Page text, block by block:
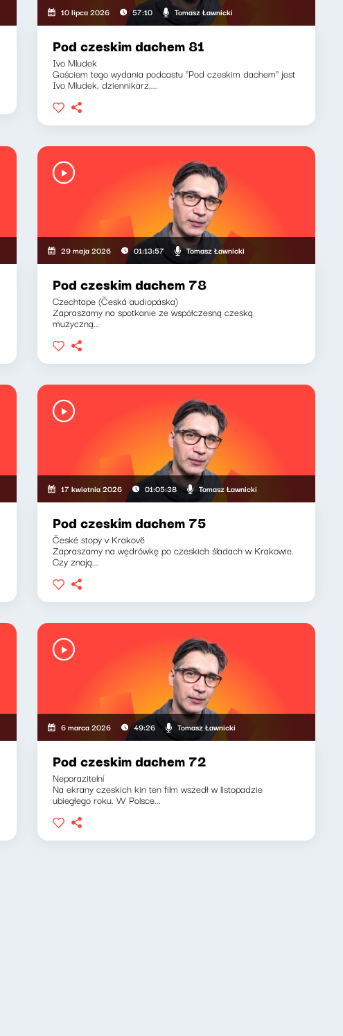
10 lipca 2026 57:10 Tomasz Ławnicki
Pod czeskim dachem 81
Ivo Mludek
Gościem tego wydania podcastu "Pod czeskim dachem" jest
Ivo Mludek, dziennikarz,...
29 maja 2026 01:13:57 Tomasz Ławnicki
Pod czeskim dachem 78
Czechtape (Česká audiopáska)
Zapraszamy na spotkanie ze współczesną czeską
muzyczną...
17 kwietnia 2026 01:05:38 Tomasz Ławnicki
Pod czeskim dachem 75
České stopy v Krakově
Zapraszamy na wędrówkę po czeskich śladach w Krakowie.
Czy znają...
6 marca 2026 49:26 Tomasz Ławnicki
Pod czeskim dachem 72
Neporazitelní
Na ekrany czeskich kin ten film wszedł w listopadzie
ubiegłego roku. W Polsce...